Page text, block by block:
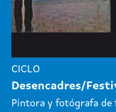
CICLO
Desencadres/
Pintora y fotógrafa de